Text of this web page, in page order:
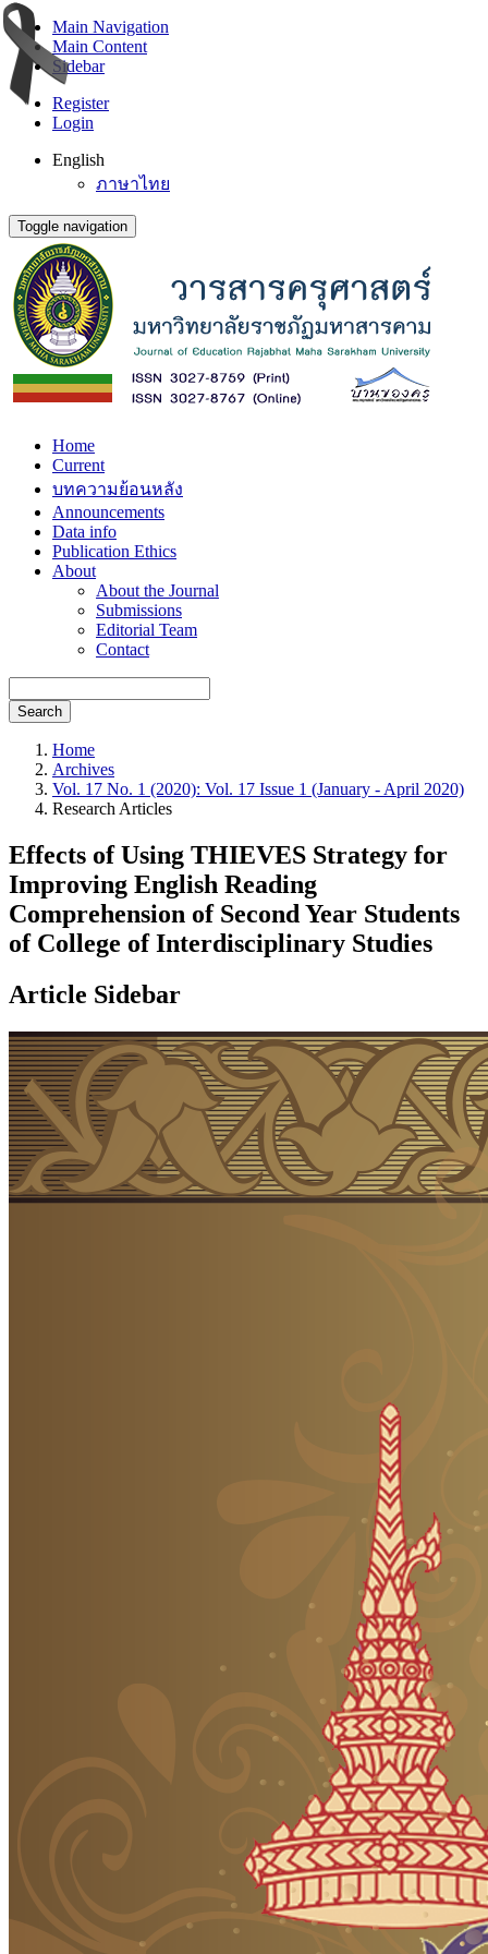
Main Navigation
Main Content
Sidebar
Register
Login
English
ภาษาไทย
Toggle navigation
Home
Current
บทความย้อนหลัง
Announcements
Data info
Publication Ethics
About
About the Journal
Submissions
Editorial Team
Contact
Search
Home
Archives
Vol. 17 No. 1 (2020): Vol. 17 Issue 1 (January - April 2020)
Research Articles
Effects of Using THIEVES Strategy for
Improving English Reading
Comprehension of Second Year Students
of College of Interdisciplinary Studies
Article Sidebar